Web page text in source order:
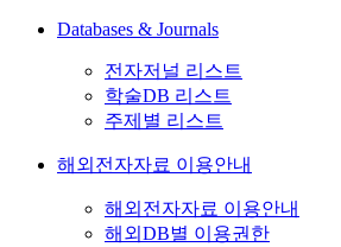
Databases & Journals
전자저널 리스트
학술DB 리스트
주제별 리스트
해외전자자료 이용안내
해외전자자료 이용안내
해외DB별 이용권한